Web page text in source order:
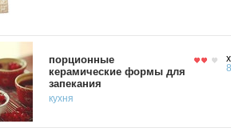
порционные
керамические формы для
запекания
кухня